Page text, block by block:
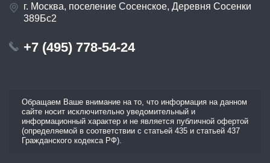
г. Москва, поселение Сосенское, Деревня Сосенки
389Бс2
+7 (495) 778-54-24
Обращаем Ваше внимание на то, что информация на данном
сайте носит исключительно уведомительный и
информационный характер и не является публичной офертой
(определяемой в соответствии с статьей 435 и статьей 437
Гражданского кодекса РФ).